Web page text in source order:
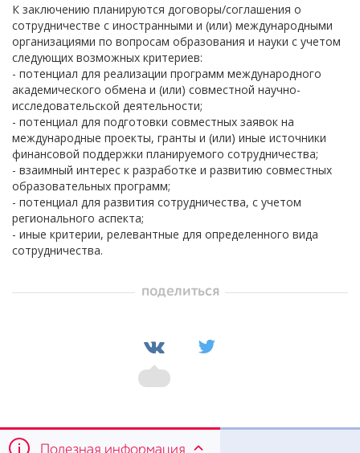
К заключению планируются договоры/соглашения о
сотрудничестве с иностранными и (или) международными
организациями по вопросам образования и науки с учетом
следующих возможных критериев:
- потенциал для реализации программ международного
академического обмена и (или) совместной научно-
исследовательской деятельности;
- потенциал для подготовки совместных заявок на
международные проекты, гранты и (или) иные источники
финансовой поддержки планируемого сотрудничества;
- взаимный интерес к разработке и развитию совместных
образовательных программ;
- потенциал для развития сотрудничества, с учетом
регионального аспекта;
- иные критерии, релевантные для определенного вида
сотрудничества.
поделиться
Полезная информация